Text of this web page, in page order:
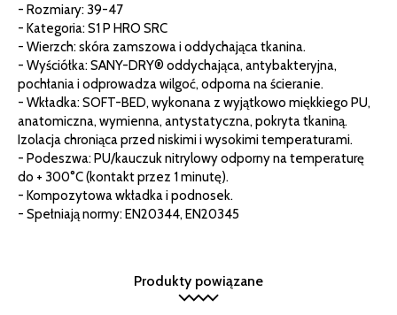
- Rozmiary: 39-47
- Kategoria: S1 P HRO SRC
- Wierzch: skóra zamszowa i oddychająca tkanina.
- Wyściółka: SANY-DRY® oddychająca, antybakteryjna,
pochłania i odprowadza wilgoć, odporna na ścieranie.
- Wkładka: SOFT-BED, wykonana z wyjątkowo miękkiego PU,
anatomiczna, wymienna, antystatyczna, pokryta tkaniną.
Izolacja chroniąca przed niskimi i wysokimi temperaturami.
- Podeszwa: PU/kauczuk nitrylowy odporny na temperaturę
do + 300°C (kontakt przez 1 minutę).
- Kompozytowa wkładka i podnosek.
- Spełniają normy: EN20344, EN20345
Produkty powiązane